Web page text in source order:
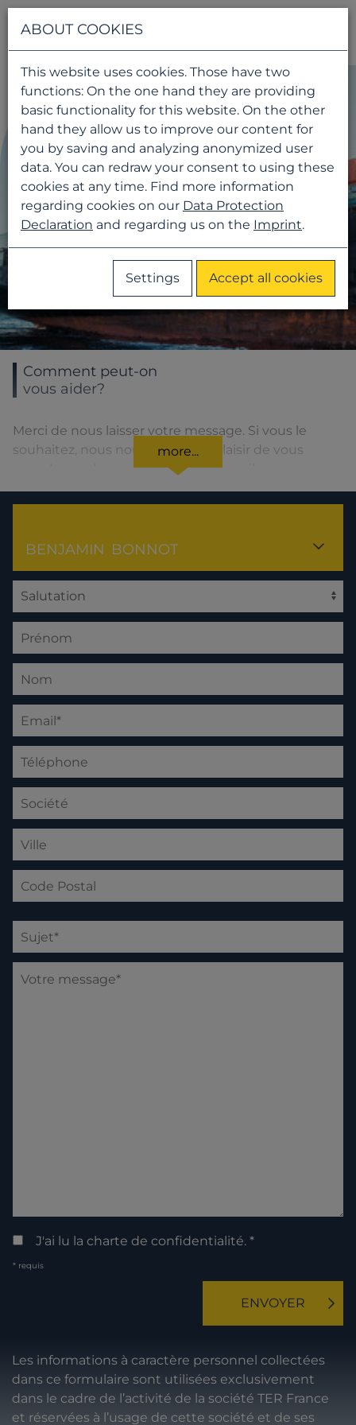
Comment peut-on
vous aider?
Merci de nous laisser votre message. Si vous le
souhaitez, nous nous ferons un plaisir de vous
rappeler ou de vous répondre par mail.
more...
BENJAMIN BONNOT
J'ai lu la charte de confidentialité. *
* requis
ENVOYER
Les informations à caractère personnel collectées
dans ce formulaire sont utilisées exclusivement
dans le cadre de l’activité de la société TER France
et réservées à l’usage de cette société et de ses
ABOUT COOKIES
This website uses cookies. Those have two
functions: On the one hand they are providing
basic functionality for this website. On the other
hand they allow us to improve our content for
you by saving and analyzing anonymized user
data. You can redraw your consent to using these
cookies at any time. Find more information
regarding cookies on our Data Protection
Declaration and regarding us on the Imprint.
Settings Accept all cookies